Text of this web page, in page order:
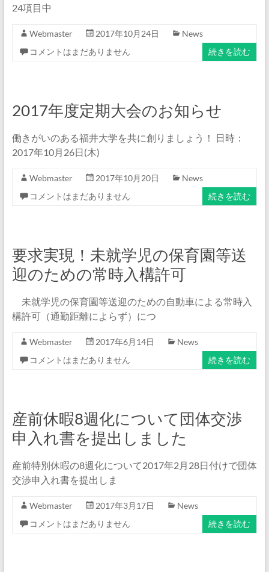
24項目中
Webmaster 2017年10月24日
News
コメントはまだありません
続きを読む
2017年度定期大会のお知らせ
働きがいのある福井大学を共に創りましょう！ 日時：
2017年10月26日(木)
Webmaster 2017年10月20日
News
コメントはまだありません
続きを読む
要求実現！未就学児の保育園等送
迎のための常時入構許可
未就学児の保育園等送迎のための自動車による常時入
構許可（通勤距離によらず）につ
Webmaster 2017年6月14日
News
コメントはまだありません
続きを読む
産前休暇8週化について団体交渉
申入れ書を提出しました
産前特別休暇の8週化について2017年2月28日付けで団体
交渉申入れ書を提出しま
Webmaster 2017年3月17日
News
コメントはまだありません
続きを読む